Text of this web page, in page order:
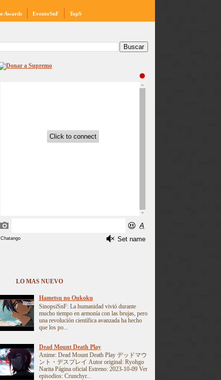
Awards EventoSnF TopS
LO MAS NUEVO
Hametsu no Oukoku
SinopsiSnF: La humanidad vivió durante
mucho tiempo en armonía con las brujas, pero
una revolución científica avanzada ha hecho
que los po...
Dead Mount Death Play
Anime: Dead Mount Death Play デッドマウ
ント・デスプレイ Autor original: Ryohgo
Narita Página oficial Estreno: 2023-10-09 Ver
episodios: Crunchyr...